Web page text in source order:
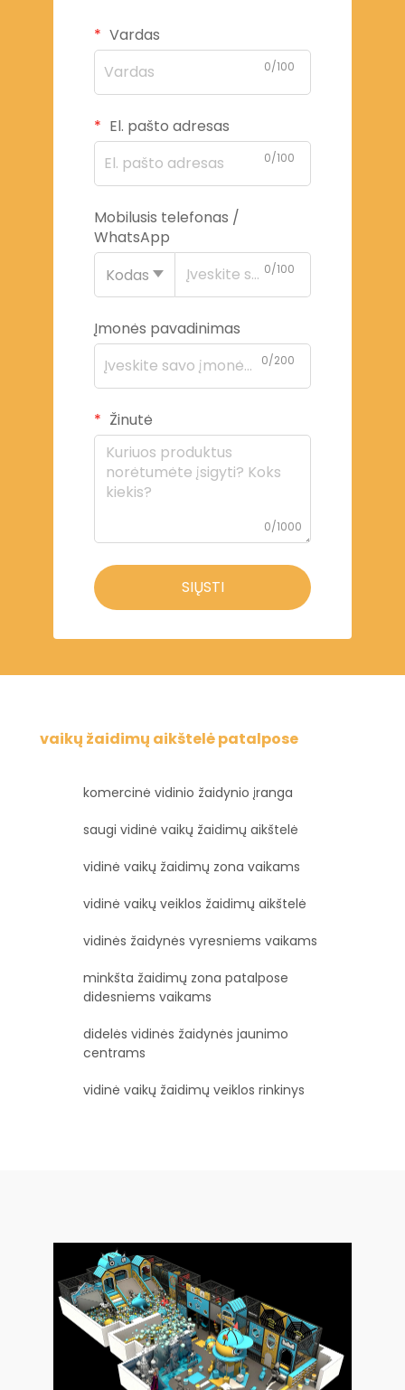
Vardas
0/100
El. pašto adresas
0/100
Mobilusis telefonas /
WhatsApp
Kodas
0/100
Įmonės pavadinimas
0/200
Žinutė
0/1000
SIŲSTI
vaikų žaidimų aikštelė patalpose
komercinė vidinio žaidynio įranga
saugi vidinė vaikų žaidimų aikštelė
vidinė vaikų žaidimų zona vaikams
vidinė vaikų veiklos žaidimų aikštelė
vidinės žaidynės vyresniems vaikams
minkšta žaidimų zona patalpose
didesniems vaikams
didelės vidinės žaidynės jaunimo
centrams
vidinė vaikų žaidimų veiklos rinkinys